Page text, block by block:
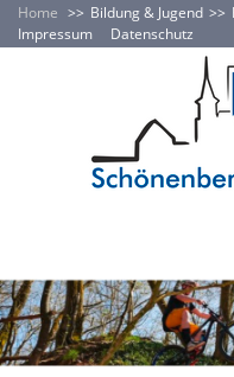
Home Bildung & Jugend
Impressum
Datenschutz